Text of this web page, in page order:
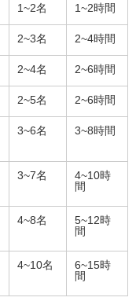
1~2名 1~2時間
2~3名 2~4時間
2~4名 2~6時間
2~5名 2~6時間
3~6名 3~8時間
3~7名
4~10時
間
4~8名
5~12時
間
4~10名
6~15時
間